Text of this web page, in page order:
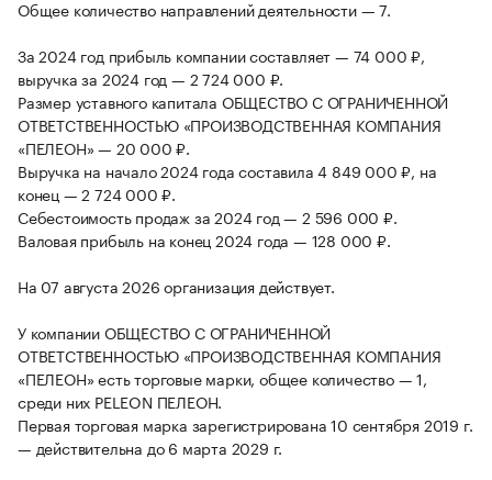
Общее количество направлений деятельности — 7.
За 2024 год прибыль компании составляет — 74 000 ₽,
выручка за 2024 год — 2 724 000 ₽.
Размер уставного капитала ОБЩЕСТВО С ОГРАНИЧЕННОЙ
ОТВЕТСТВЕННОСТЬЮ «ПРОИЗВОДСТВЕННАЯ КОМПАНИЯ
«ПЕЛЕОН» — 20 000 ₽.
Выручка на начало 2024 года составила 4 849 000 ₽, на
конец — 2 724 000 ₽.
Себестоимость продаж за 2024 год — 2 596 000 ₽.
Валовая прибыль на конец 2024 года — 128 000 ₽.
На 07 августа 2026 организация действует.
У компании ОБЩЕСТВО С ОГРАНИЧЕННОЙ
ОТВЕТСТВЕННОСТЬЮ «ПРОИЗВОДСТВЕННАЯ КОМПАНИЯ
«ПЕЛЕОН» есть торговые марки, общее количество — 1,
среди них PELEON ПЕЛЕОН.
Первая торговая марка зарегистрирована 10 сентября 2019 г.
— действительна до 6 марта 2029 г.